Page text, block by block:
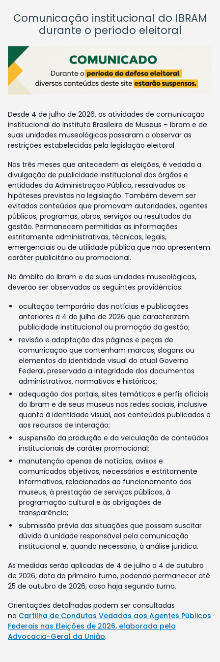
Comunicação institucional do IBRAM
durante o período eleitoral
Desde 4 de julho de 2026, as atividades de comunicação
institucional do Instituto Brasileiro de Museus – Ibram e de
suas unidades museológicas passaram a observar as
restrições estabelecidas pela legislação eleitoral.
Nos três meses que antecedem as eleições, é vedada a
divulgação de publicidade institucional dos órgãos e
entidades da Administração Pública, ressalvadas as
hipóteses previstas na legislação. Também devem ser
evitados conteúdos que promovam autoridades, agentes
públicos, programas, obras, serviços ou resultados da
gestão. Permanecem permitidas as informações
estritamente administrativas, técnicas, legais,
emergenciais ou de utilidade pública que não apresentem
caráter publicitário ou promocional.
No âmbito do Ibram e de suas unidades museológicas,
deverão ser observadas as seguintes providências:
ocultação temporária das notícias e publicações
anteriores a 4 de julho de 2026 que caracterizem
publicidade institucional ou promoção da gestão;
revisão e adaptação das páginas e peças de
comunicação que contenham marcas, slogans ou
elementos da identidade visual do atual Governo
Federal, preservada a integridade dos documentos
administrativos, normativos e históricos;
adequação dos portais, sites temáticos e perfis oficiais
do Ibram e de seus museus nas redes sociais, inclusive
quanto à identidade visual, aos conteúdos publicados e
aos recursos de interação;
suspensão da produção e da veiculação de conteúdos
institucionais de caráter promocional;
manutenção apenas de notícias, avisos e
comunicados objetivos, necessários e estritamente
informativos, relacionados ao funcionamento dos
museus, à prestação de serviços públicos, à
programação cultural e às obrigações de
transparência;
submissão prévia das situações que possam suscitar
dúvida à unidade responsável pela comunicação
institucional e, quando necessário, à análise jurídica.
As medidas serão aplicadas de 4 de julho a 4 de outubro
de 2026, data do primeiro turno, podendo permanecer até
25 de outubro de 2026, caso haja segundo turno.
Orientações detalhadas podem ser consultadas
na Cartilha de Condutas Vedadas aos Agentes Públicos
Federais nas Eleições de 2026, elaborada pela
Advocacia-Geral da União.